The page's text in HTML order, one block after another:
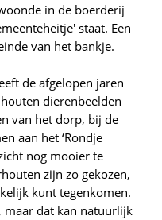
in de boerderij
staat. Een
van het bankje.
de afgelopen jaren
dierenbeelden
van het dorp, bij de
aan het ‘Rondje
nog mooier te
zijn zo gekozen,
kunt tegenkomen.
maar dat kan natuurlijk